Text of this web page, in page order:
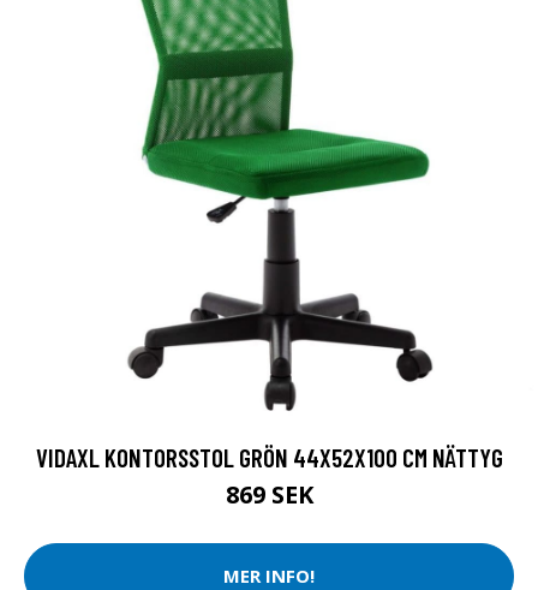
VIDAXL KONTORSSTOL GRÖN 44X52X100 CM NÄTTYG
869 SEK
MER INFO!